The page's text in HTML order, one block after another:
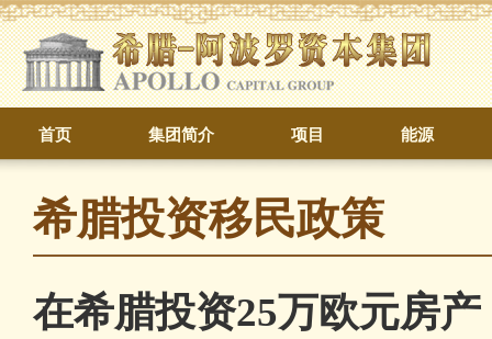
首页 集团简介 项目 能源
希腊投资移民政策
在希腊投资25万欧元房